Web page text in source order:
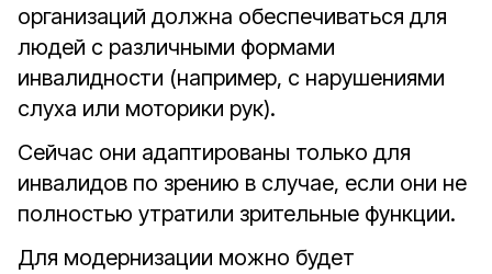
организаций должна обеспечиваться для
людей с различными формами
инвалидности (например, с нарушениями
слуха или моторики рук).
Сейчас они адаптированы только для
инвалидов по зрению в случае, если они не
полностью утратили зрительные функции.
Для модернизации можно будет